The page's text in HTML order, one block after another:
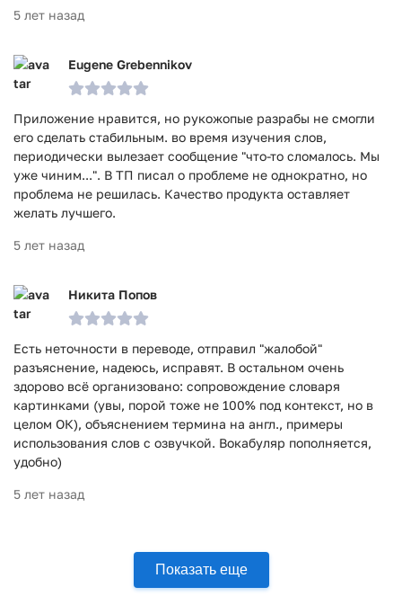
5 лет назад
Eugene Grebennikov
Приложение нравится, но рукожопые разрабы не смогли
его сделать стабильным. во время изучения слов,
периодически вылезает сообщение "что-то сломалось. Мы
уже чиним...". В ТП писал о проблеме не однократно, но
проблема не решилась. Качество продукта оставляет
желать лучшего.
5 лет назад
Никита Попов
Есть неточности в переводе, отправил "жалобой"
разъяснение, надеюсь, исправят. В остальном очень
здорово всё организовано: сопровождение словаря
картинками (увы, порой тоже не 100% под контекст, но в
целом ОК), объяснением термина на англ., примеры
использования слов с озвучкой. Вокабуляр пополняется,
удобно)
5 лет назад
Показать еще